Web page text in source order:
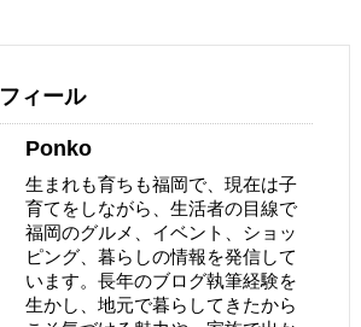
ィール
Ponko
生まれも育ちも福岡で、現在は子
育てをしながら、生活者の目線で
福岡のグルメ、イベント、ショッ
ピング、暮らしの情報を発信して
います。長年のブログ執筆経験を
生かし、地元で暮らしてきたから